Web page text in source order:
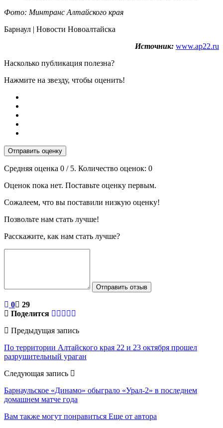
Фото: Минтранс Алтайского края
Барнаул | Новости Новоалтайска
Источник: www.ap22.ru
Насколько публикация полезна?
Нажмите на звезду, чтобы оценить!
Отправить оценку
Средняя оценка 0 / 5. Количество оценок: 0
Оценок пока нет. Поставьте оценку первым.
Сожалеем, что вы поставили низкую оценку!
Позвольте нам стать лучше!
Расскажите, как нам стать лучше?
Отправить отзыв
0
29
Поделится
Предыдущая запись
По территории Алтайского края 22 и 23 октября прошел
разрушительный ураган
Следующая запись
Барнаульское «Динамо» обыграло «Урал-2» в последнем
домашнем матче года
Вам также могут понравиться Еще от автора